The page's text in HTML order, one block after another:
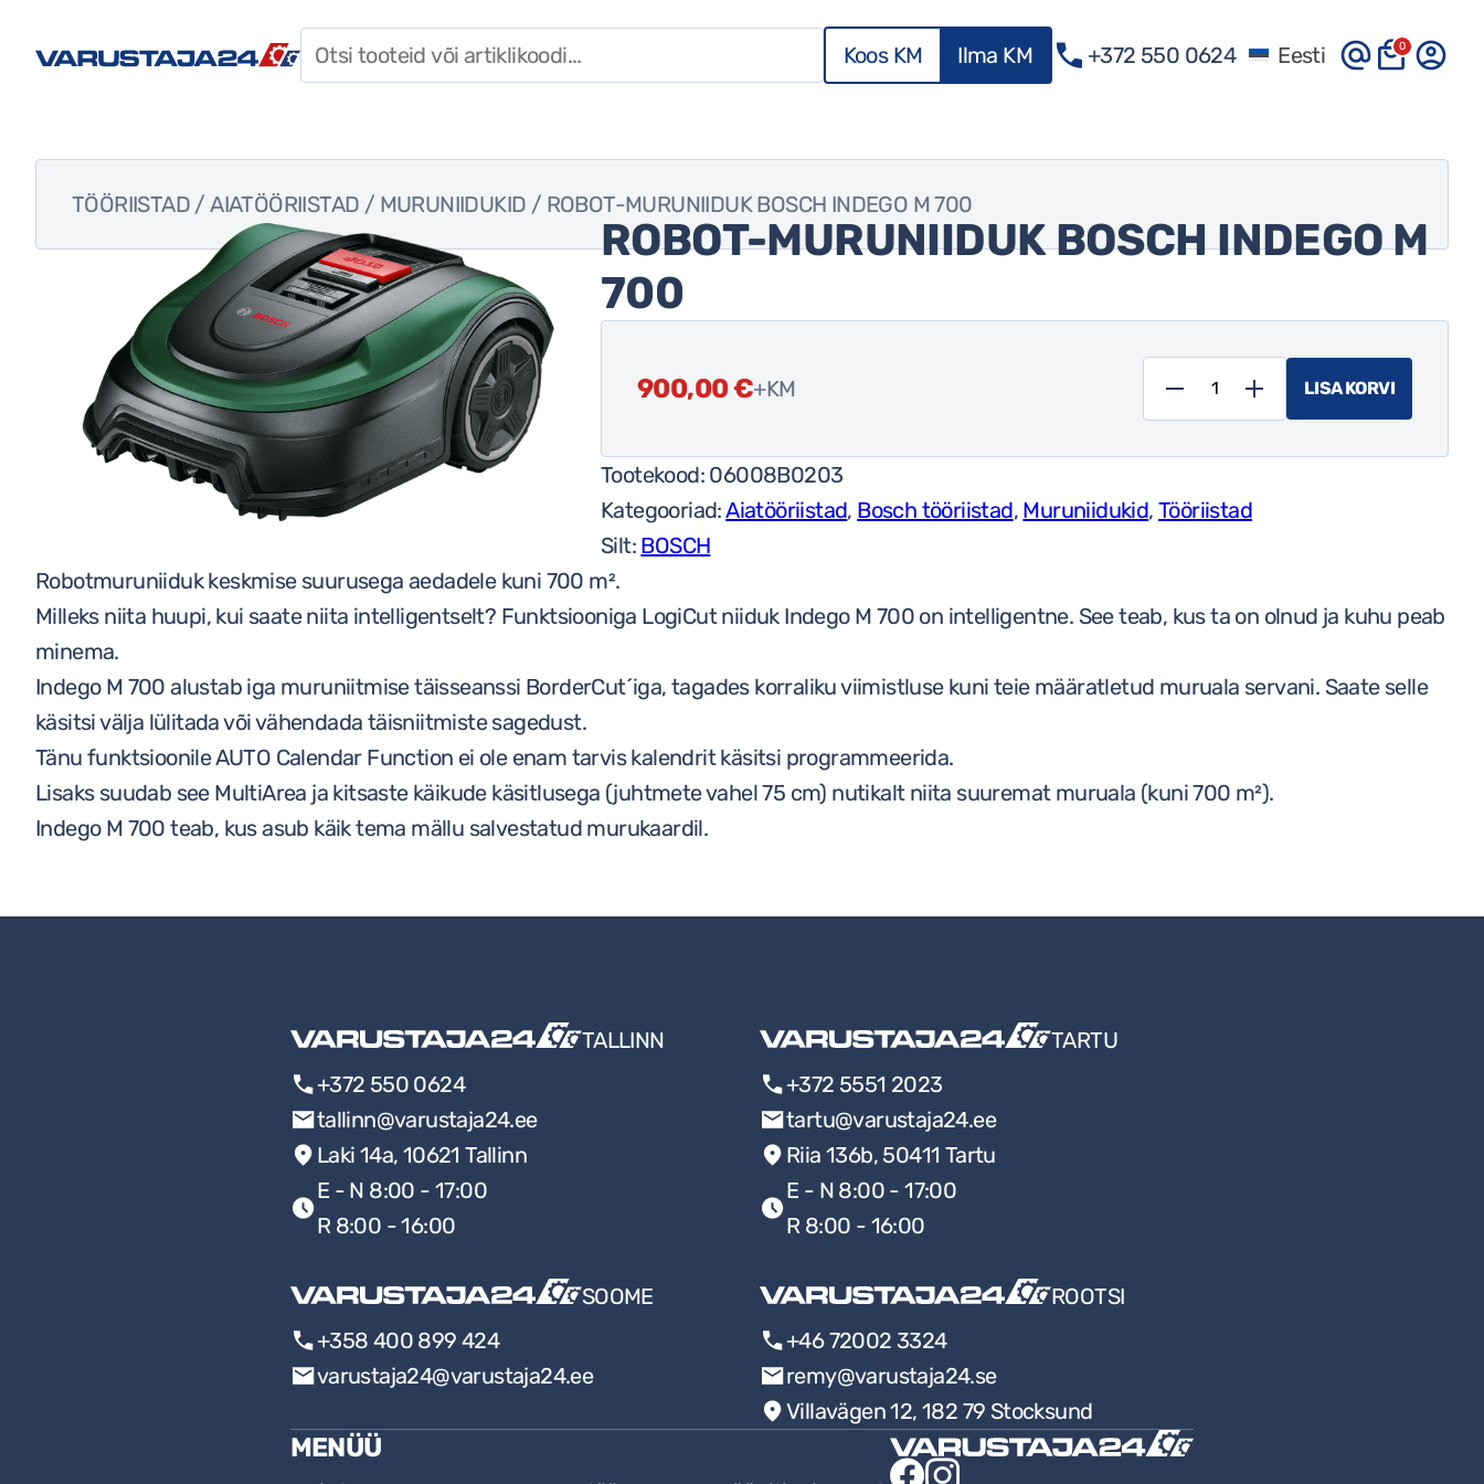
Koos KM Ilma KM +372 550 0624 Eesti 0
KINNITUSVAHENDID
TÖÖRIIDED
ISIKUKAITSEVAHENDID
EHITUSKEEMIA
KILBID, KAABLID JA
VALGUSTID
TÖÖRIISTAD /AIATÖÖRIISTAD / MURUNIIDUKID / ROBOT-MURUNIIDUK BOSCH INDEGO M 700
ROBOT-MURUNIIDUK BOSCH INDEGO M
700
900,00€+KM
Indego
kogus
LISA KORVI
Tootekood: 06008B0203
Kategooriad:Aiatööriistad, Bosch tööriistad, Muruniidukid,Tööriistad
Silt: BOSCH
Robotmuruniiduk keskmise suurusega aedadele kuni 700 m².
Milleks niita huupi, kui saate niita intelligentselt? Funktsiooniga LogiCut niiduk Indego M 700 on intelligentne. See teab, kus ta on olnud ja kuhu peab
minema.
Indego M 700 alustab iga muruniitmise täisseanssi BorderCut´iga, tagades korraliku viimistluse kuni teie määratletud muruala servani. Saate selle
käsitsi välja lülitada või vähendada täisniitmiste sagedust.
Tänu funktsioonile AUTO Calendar Function ei ole enam tarvis kalendrit käsitsi programmeerida.
Lisaks suudab see MultiArea ja kitsaste käikude käsitlusega (juhtmete vahel 75 cm) nutikalt niita suuremat muruala (kuni 700 m²).
Indego M 700 teab, kus asub käik tema mällu salvestatud murukaardil.
TALLINN
+372 550 0624
tallinn@varustaja24.ee
Laki 14a, 10621 Tallinn
E - N 8:00 - 17:00
R 8:00 - 16:00
TARTU
+372 5551 2023
tartu@varustaja24.ee
Riia 136b, 50411 Tartu
E - N 8:00 - 17:00
R 8:00 - 16:00
SOOME
+358 400 899 424
varustaja24@varustaja24.ee
ROOTSI
+46 72002 3324
remy@varustaja24.se
Villavägen 12, 182 79 Stocksund
MENÜÜ